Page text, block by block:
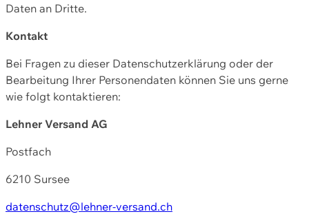
Daten an Dritte.
Kontakt
Bei Fragen zu dieser Datenschutzerklärung oder der
Bearbeitung Ihrer Personendaten können Sie uns gerne
wie folgt kontaktieren:
Lehner Versand AG
Postfach
6210 Sursee
datenschutz@lehner-versand.ch